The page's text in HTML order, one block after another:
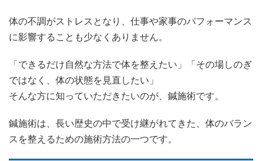
体の不調がストレスとなり、仕事や家事のパフォーマンス
に影響することも少なくありません。
「できるだけ自然な方法で体を整えたい」「その場しのぎ
ではなく、体の状態を見直したい」
そんな方に知っていただきたいのが、鍼施術です。
鍼施術は、長い歴史の中で受け継がれてきた、体のバラン
スを整えるための施術方法の一つです。